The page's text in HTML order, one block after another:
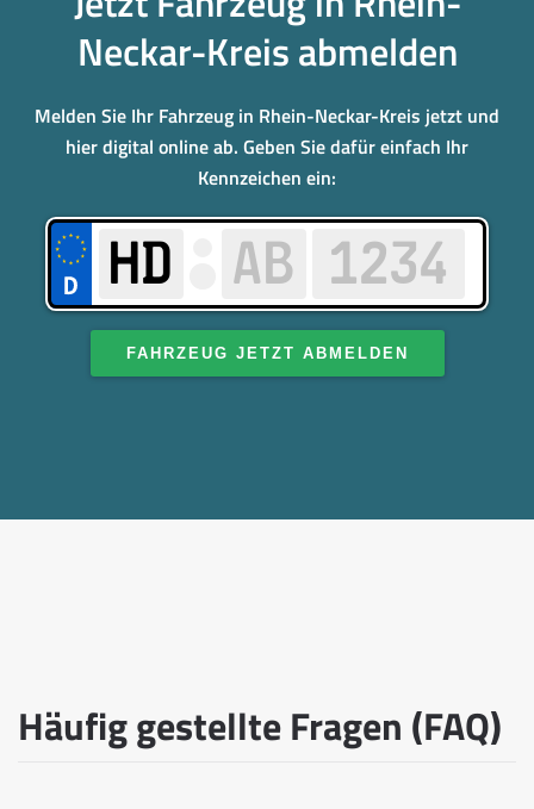
Neckar-Kreis abmelden
Melden Sie Ihr Fahrzeug in Rhein-Neckar-Kreis jetzt und
hier digital online ab. Geben Sie dafür einfach Ihr
Kennzeichen ein:
FAHRZEUG JETZT ABMELDEN
Häufig gestellte Fragen (FAQ)